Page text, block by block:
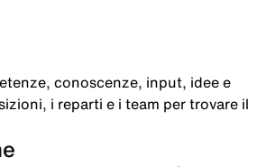
conoscenze, input, idee e
i reparti e i team per trovare il